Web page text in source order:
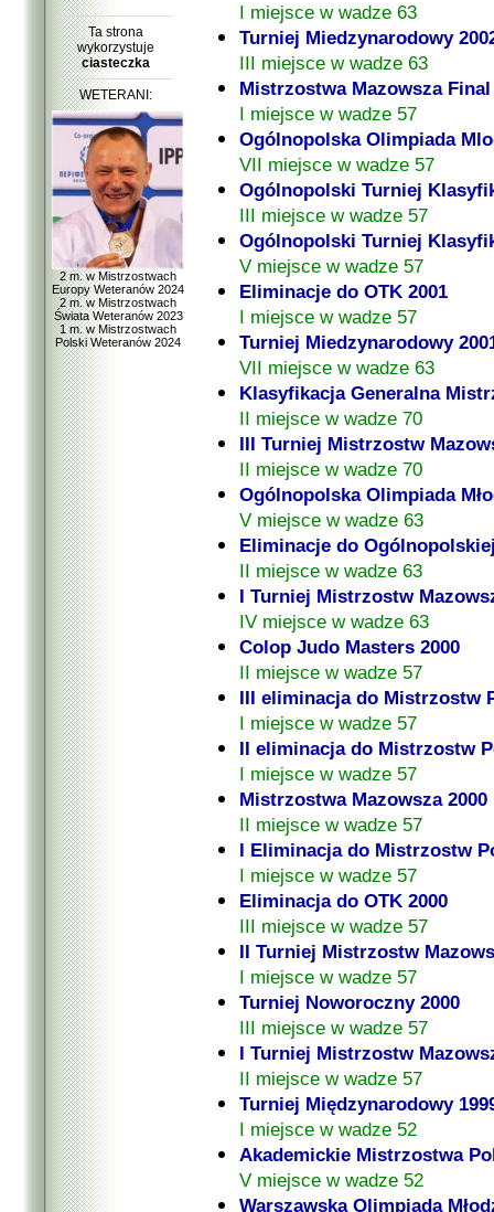
Ta strona
wykorzystuje
ciasteczka
WETERANI:
2 m. w Mistrzostwach
Europy Weteranów 2024
2 m. w Mistrzostwach
Świata Weteranów 2023
1 m. w Mistrzostwach
Polski Weteranów 2024
I miejsce w wadze 63
Turniej Miedzynarodowy
III miejsce w wadze 63
Mistrzostwa Mazowsza Final
I miejsce w wadze 57
Ogólnopolska Olimpiada
VII miejsce w wadze 57
Ogólnopolski Turniej
III miejsce w wadze 57
Ogólnopolski Turniej
V miejsce w wadze 57
Eliminacje do OTK 2001
I miejsce w wadze 57
Turniej Miedzynarodowy
VII miejsce w wadze 63
Klasyfikacja Generalna
II miejsce w wadze 70
III Turniej Mistrzostw
II miejsce w wadze 70
Ogólnopolska Olimpiada
V miejsce w wadze 63
Eliminacje do
II miejsce w wadze 63
I Turniej Mistrzostw
IV miejsce w wadze 63
Colop Judo Masters 2000
II miejsce w wadze 57
III eliminacja do Mistrzostw
I miejsce w wadze 57
II eliminacja do Mistrzostw
I miejsce w wadze 57
Mistrzostwa Mazowsza 2000
II miejsce w wadze 57
I Eliminacja do Mistrzostw
I miejsce w wadze 57
Eliminacja do OTK 2000
III miejsce w wadze 57
II Turniej Mistrzostw
I miejsce w wadze 57
Turniej Noworoczny 2000
III miejsce w wadze 57
I Turniej Mistrzostw
II miejsce w wadze 57
Turniej Międzynarodowy
I miejsce w wadze 52
Akademickie Mistrzostwa
V miejsce w wadze 52
Warszawska Olimpiada